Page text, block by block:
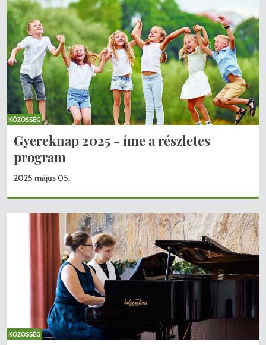
Gyereknap 2025 - íme a részletes
program
2025 május 05.
KÖZÖSSÉG
KÖZÖSSÉG
KERESÉS